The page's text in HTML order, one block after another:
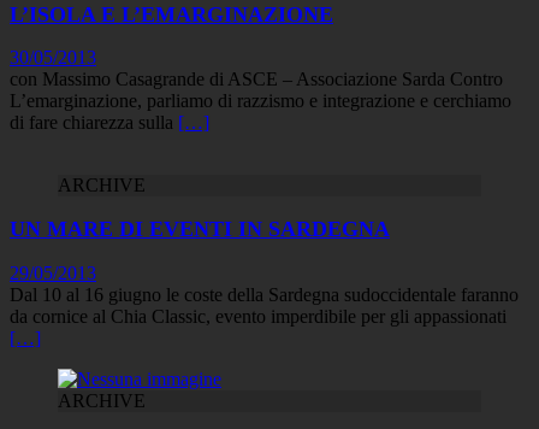
L’ISOLA E L’EMARGINAZIONE
30/05/2013
con Massimo Casagrande di ASCE – Associazione Sarda Contro
L’emarginazione, parliamo di razzismo e integrazione e cerchiamo
di fare chiarezza sulla […]
ARCHIVE
UN MARE DI EVENTI IN SARDEGNA
29/05/2013
Dal 10 al 16 giugno le coste della Sardegna sudoccidentale faranno
da cornice al Chia Classic, evento imperdibile per gli appassionati
[…]
ARCHIVE